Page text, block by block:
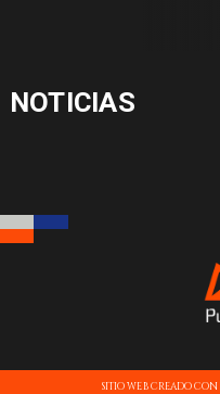
NOTICIAS
SITIO WEB CREADO CON